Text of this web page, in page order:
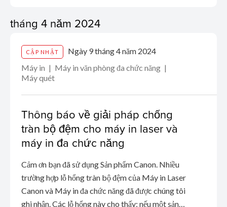
tháng 4 năm 2024
CẬP NHẬT
Ngày 9 tháng 4 năm 2024
Máy in
Máy in văn phòng đa chức năng
Máy quét
Thông báo về giải pháp chống
tràn bộ đệm cho máy in laser và
máy in đa chức năng
Cảm ơn bạn đã sử dụng Sản phẩm Canon. Nhiều
trường hợp lỗ hổng tràn bộ đệm của Máy in Laser
Canon và Máy in đa chức năng đã được chúng tôi
ghi nhận. Các lỗ hổng này cho thấy: nếu một sản